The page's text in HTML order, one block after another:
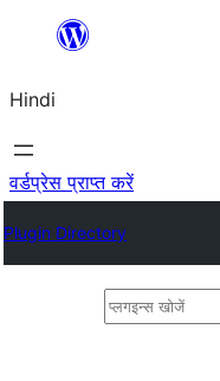
सामग्री
जाएं
Hindi
वर्डप्रेस प्राप्त करें
Plugin Directory
प्लगइन्स